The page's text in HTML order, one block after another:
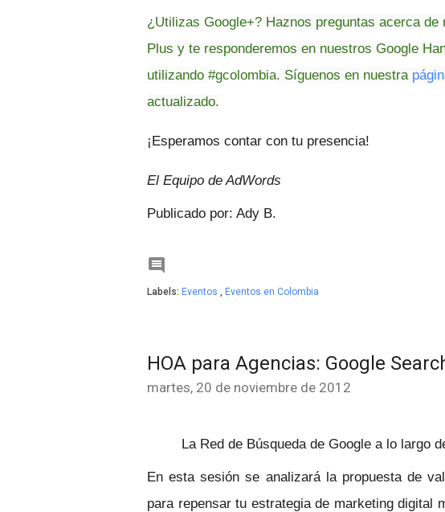
¿Utilizas Google+? Haznos preguntas acerca
Plus y te responderemos en nuestros Google
utilizando #gcolombia. Síguenos en nuestra
actualizado.
¡Esperamos contar con tu presencia!
El Equipo de AdWords
Publicado por: Ady B.

Labels: Eventos , Eventos en Colombia
HOA para Agencias: Google
martes, 20 de noviembre de 2012
La Red de Búsqueda de Google a lo largo
En esta sesión se analizará la propuesta de
para repensar tu estrategia de marketing digital